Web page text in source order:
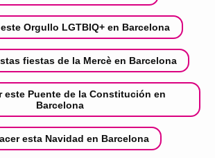
Orgullo LGTBIQ+ en Barcelona
fiestas de la Mercè en Barcelona
este Puente de la Constitución en
Barcelona
esta Navidad en Barcelona